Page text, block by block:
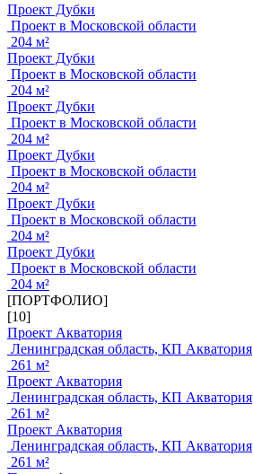
Проект Дубки
Проект в Московской области
204 м²
Проект Дубки
Проект в Московской области
204 м²
Проект Дубки
Проект в Московской области
204 м²
Проект Дубки
Проект в Московской области
204 м²
Проект Дубки
Проект в Московской области
204 м²
Проект Дубки
Проект в Московской области
204 м²
[ПОРТФОЛИО]
[10]
Проект Акватория
Ленинградская область, КП Акватория
261 м²
Проект Акватория
Ленинградская область, КП Акватория
261 м²
Проект Акватория
Ленинградская область, КП Акватория
261 м²